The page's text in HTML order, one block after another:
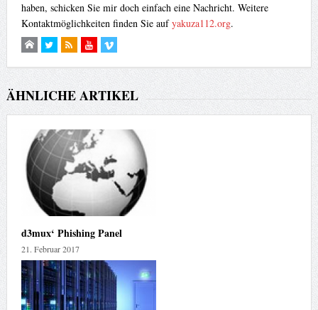
haben, schicken Sie mir doch einfach eine Nachricht. Weitere
Kontaktmöglichkeiten finden Sie aufyakuza112.org.
ÄHNLICHE ARTIKEL
d3mux‘ Phishing Panel
21. Februar 2017